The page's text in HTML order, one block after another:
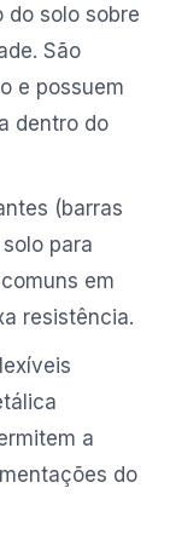
do solo sobre
São
e possuem
dentro do
(barras
para
em
resistência.
a
do